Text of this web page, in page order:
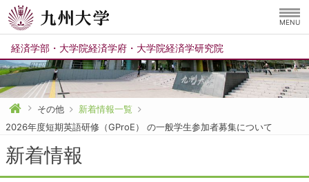
経済学部 ・ 大学院経済学府 ・ 大学院経済学研究院
MENU
その他
新着情報一覧
2026年度短期英語研修（GProE） の一般学生参加者募集について
新着情報